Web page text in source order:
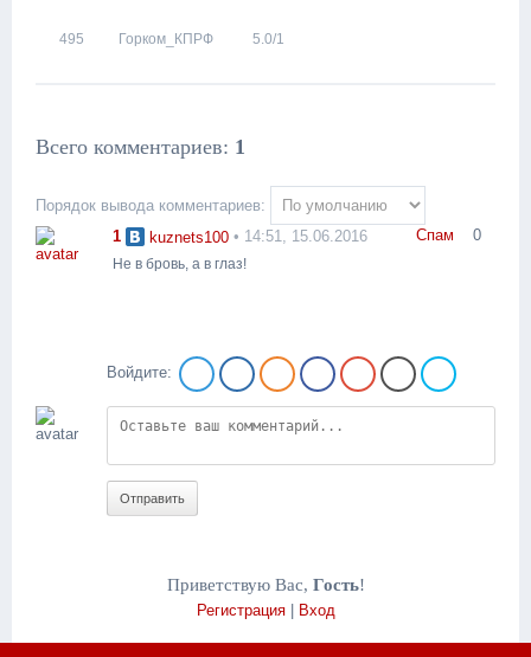
495 Горком_КПРФ 5.0/1
Всего комментариев: 1
Порядок вывода комментариев:
Спам
0
1 kuznets100 • 14:51, 15.06.2016
Не в бровь, а в глаз!
Войдите:
Отправить
Приветствую Вас, Гость!
Регистрация| Вход